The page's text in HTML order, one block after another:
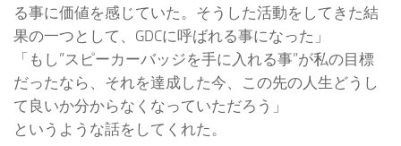
る事に価値を感じていた。そうした活動をしてきた結
果の一つとして、GDCに呼ばれる事になった」
「もし”スピーカーバッジを手に入れる事”が私の目標
だったなら、それを達成した今、この先の人生どうし
て良いか分からなくなっていただろう」
というような話をしてくれた。